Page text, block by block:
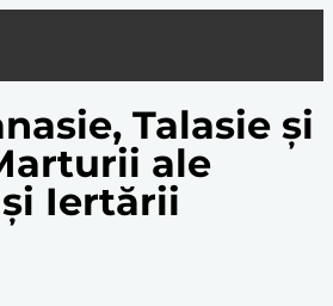
Talasie și
ale
Iertării